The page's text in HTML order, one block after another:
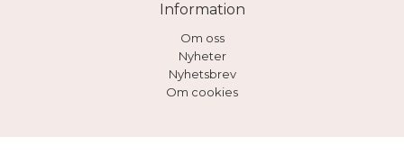
Information
Om oss
Nyheter
Nyhetsbrev
Om cookies